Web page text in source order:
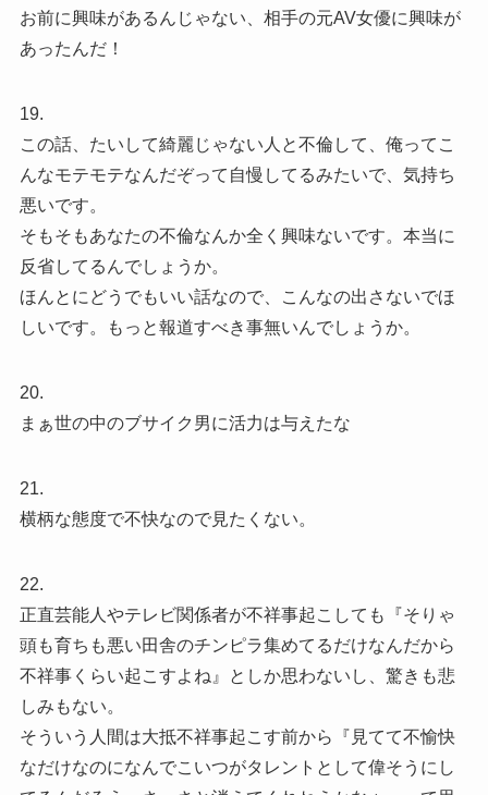
お前に興味があるんじゃない、相手の元AV女優に興味が
あったんだ！
19.
この話、たいして綺麗じゃない人と不倫して、俺ってこ
んなモテモテなんだぞって自慢してるみたいで、気持ち
悪いです。
そもそもあなたの不倫なんか全く興味ないです。本当に
反省してるんでしょうか。
ほんとにどうでもいい話なので、こんなの出さないでほ
しいです。もっと報道すべき事無いんでしょうか。
20.
まぁ世の中のブサイク男に活力は与えたな
21.
横柄な態度で不快なので見たくない。
22.
正直芸能人やテレビ関係者が不祥事起こしても『そりゃ
頭も育ちも悪い田舎のチンピラ集めてるだけなんだから
不祥事くらい起こすよね』としか思わないし、驚きも悲
しみもない。
そういう人間は大抵不祥事起こす前から『見てて不愉快
なだけなのになんでこいつがタレントとして偉そうにし